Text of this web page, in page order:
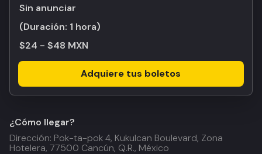
Sin anunciar
(Duración: 1 hora)
$24 - $48 MXN
Adquiere tus boletos
¿Cómo llegar?
Dirección: Pok-ta-pok 4, Kukulcan Boulevard, Zona
Hotelera, 77500 Cancún, Q.R., México